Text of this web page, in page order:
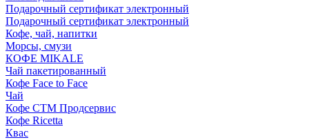
Подарочный сертификат электронный
Подарочный сертификат электронный
Кофе, чай, напитки
Морсы, смузи
КОФЕ MIKALE
Чай пакетированный
Кофе Face to Face
Чай
Кофе СТМ Продсервис
Кофе Ricetta
Квас